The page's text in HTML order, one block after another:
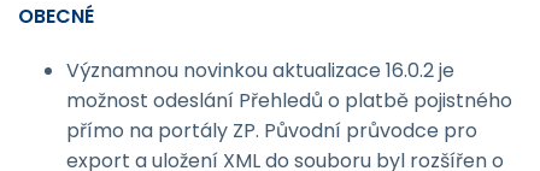
OBECNÉ
Významnou novinkou aktualizace 16.0.2 je
možnost odeslání Přehledů o platbě pojistného
přímo na portály ZP. Původní průvodce pro
export a uložení XML do souboru byl rozšířen o